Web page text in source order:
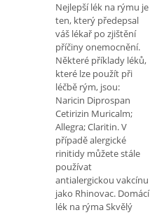
Nejlepší lék na rýmu je
ten, který předepsal
váš lékař po zjištění
příčiny onemocnění.
Některé příklady léků,
které lze použít při
léčbě rým, jsou:
Naricin Diprospan
Cetirizin Muricalm;
Allegra; Claritin. V
případě alergické
rinitidy můžete stále
používat
antialergickou vakcínu
jako Rhinovac. Domácí
lék na rýma Skvělý